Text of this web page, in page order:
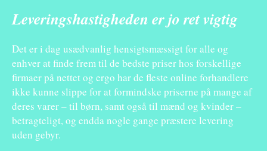
Leveringshastigheden er jo ret vigtig
Det er i dag usædvanlig hensigtsmæssigt for alle og
enhver at finde frem til de bedste priser hos forskellige
firmaer på nettet og ergo har de fleste online forhandlere
ikke kunne slippe for at formindske priserne på mange af
deres varer – til børn, samt også til mænd og kvinder –
betragteligt, og endda nogle gange præstere levering
uden gebyr.